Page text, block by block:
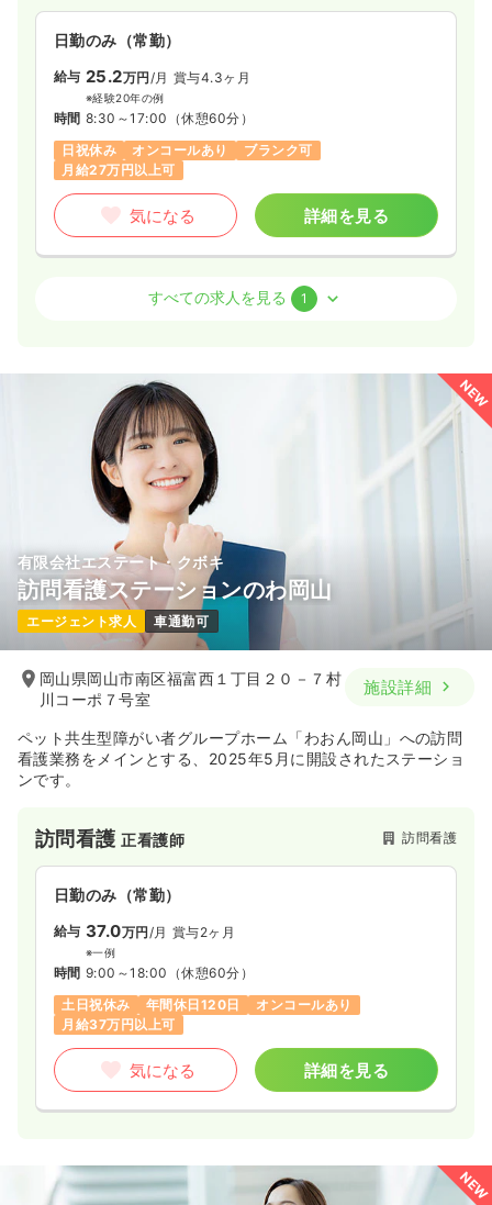
2交代（常勤）
給与 30.3万円/月 賞与3.7ヶ月
※経験5年の例
時間 9:00～18:00
（休憩60分）
4週8休以上
ブランク可
第二新卒可
月給40万円以上可
気になる 詳細を見る
日勤のみ（パート）
ブランク可
第二新卒可
気になる
オペ室(手術室) 正看護師
日勤のみ（常勤）
給与 22.0〜26.0万円/月
※一例
時間 9:00～18:00
4週8休以上
第二新卒可 月給26万円以上可
気になる 詳細を見る
給与 22.0〜26.0
時間 9:00～18:00
日祝休み
4週8休以上 第二新卒可
気になる 詳細を見る
時間 9:00～18:00
日祝休み
第二新卒可
日勤のみ（常勤）
給与 25.2万円 /月 賞与4.3ヶ月
※経験20年の例
時間 8:30～17:00 （休憩60分）
日祝休み
オンコールあり
ブランク可
月給27万円以上可
気になる 詳細を見る
24.0〜29.0
※一例
8:30～17:00（休憩60分）
月給29万円以上可
気になる
すべての求人を見る 1
NEW
有限会社エステート・クボキ
訪問看護ステーションのわ岡山
エージェント求人 車通勤可
岡山県岡山市南区福富西１丁目２０－７村
川コーポ７号室
施設詳細
ペット共生型障がい者グループホーム「わおん岡山」への訪問
看護業務をメインとする、2025年5月に開設されたステーショ
ンです。
訪問看護正看護師 訪問看護
日勤のみ（常勤）
給与 37.0万円 /月 賞与2ヶ月
※一例
時間 9:00～18:00 （休憩60分）
土日祝休み
年間休日120日
オンコールあり
月給37万円以上可
気になる 詳細を見る
NEW